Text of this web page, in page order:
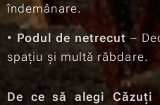
îndemânare.
• Podul de netrecut–
spațiu și multă răbdare.
De ce să alegi